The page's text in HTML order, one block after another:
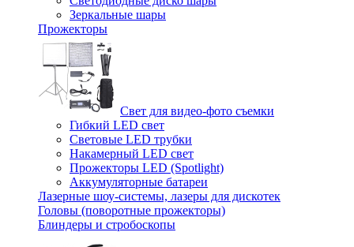
Зеркальные шары
Прожекторы
Свет для видео-фото съемки
Гибкий LED свет
Световые LED трубки
Накамерный LED свет
Прожекторы LED (Spotlight)
Аккумуляторные батареи
Лазерные шоу-системы, лазеры для дискотек
Головы (поворотные прожекторы)
Блиндеры и стробоскопы